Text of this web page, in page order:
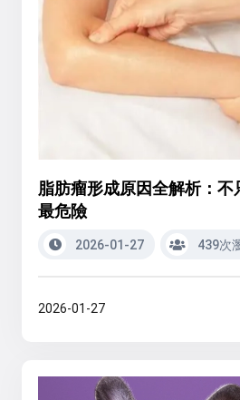
脂肪瘤形成原因全解析：
最危險
2026-01-27 439次
2026-01-27